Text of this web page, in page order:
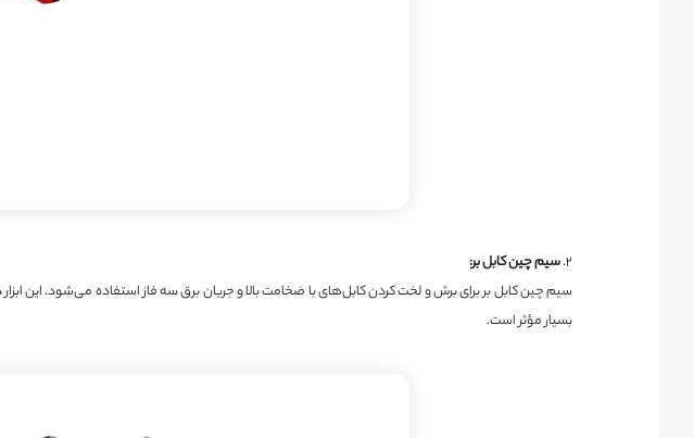
۲. سیم چین کابل بر:
سیم چین کابل بر برای برش و لخت کردن کابل‌های با ضخامت بالا و جریان برق سه فاز استفاده می‌شود. این
بسیار مؤثر است.